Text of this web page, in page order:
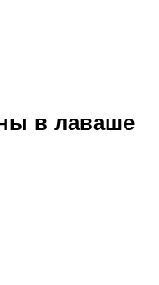
в лаваше